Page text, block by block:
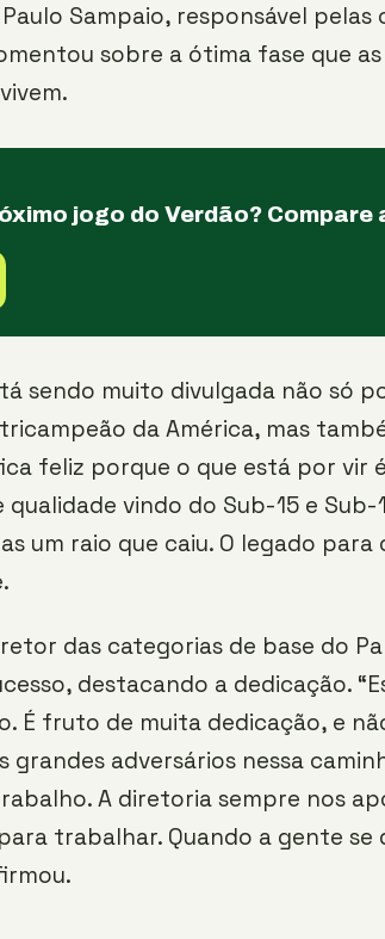
Sampaio, responsável pelas
sobre a ótima fase que
jogo do Verdão? Compare
sendo muito divulgada não só
da América, mas
feliz porque o que está por vir
vindo do Sub-15 e Sub-
um raio que caiu. O legado para
das categorias de base do
destacando a dedicação.
É fruto de muita dedicação, e
grandes adversários nessa
A diretoria sempre nos
trabalhar. Quando a gente se